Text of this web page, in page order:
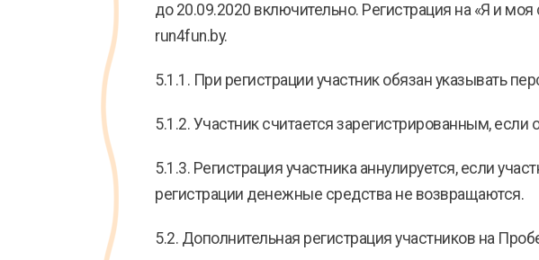
до 20.09.2020 включительно. Регистрация на «Я и
run4fun.by.
5.1.1. При регистрации участник обязан указывать
5.1.2. Участник считается зарегистрированным,
5.1.3. Регистрация участника аннулируется, если
регистрации денежные средства не возвращаются.
5.2. Дополнительная регистрация участников на